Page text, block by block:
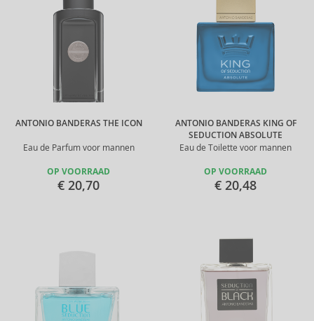
ANTONIO BANDERAS THE ICON
Eau de Parfum voor mannen
OP VOORRAAD
€ 20,70
ANTONIO BANDERAS KING OF
SEDUCTION ABSOLUTE
Eau de Toilette voor mannen
OP VOORRAAD
€ 20,48